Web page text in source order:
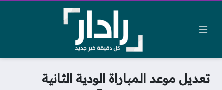
تعديل موعد المباراة الودية الثانية